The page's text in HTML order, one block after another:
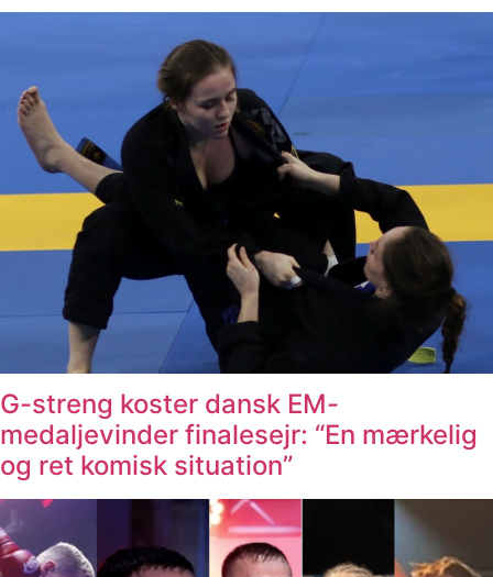
G-streng koster dansk EM-
medaljevinder finalesejr: “En mærkelig
og ret komisk situation”